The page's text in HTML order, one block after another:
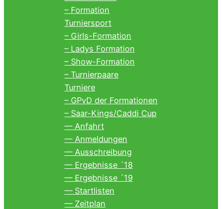
– Formation
Turniersport
– Girls-Formation
– Ladys Formation
– Show-Formation
– Turnierpaare
Turniere
– GPvD der Formationen
– Saar-Kings/Caddi Cup
— Anfahrt
— Anmeldungen
— Ausschreibung
— Ergebnisse ´18
— Ergebnisse ´19
— Startlisten
— Zeitplan